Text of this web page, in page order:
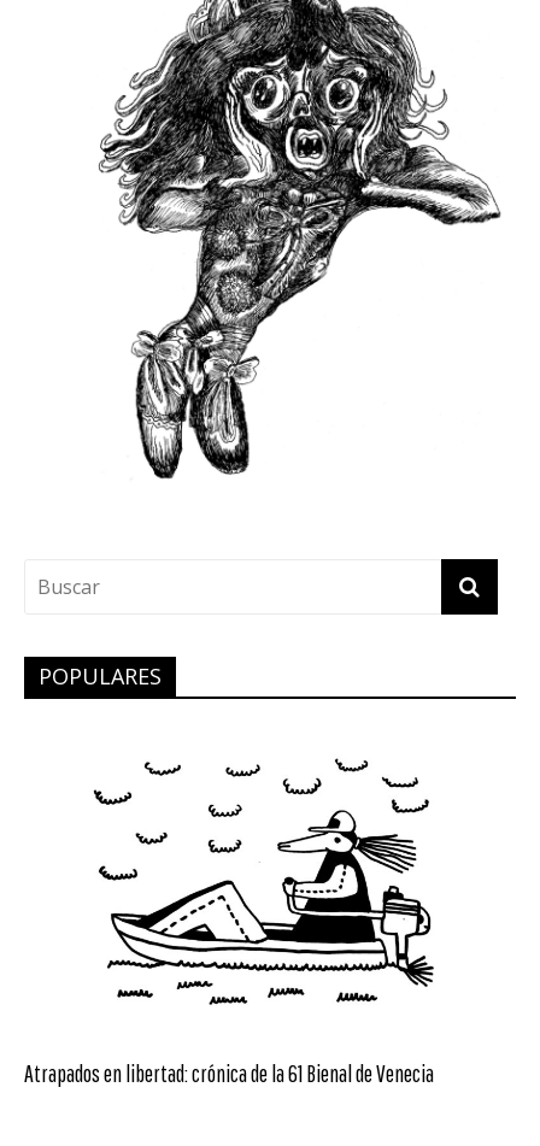
POPULARES
Atrapados en libertad: crónica de la 61 Bienal de Venecia